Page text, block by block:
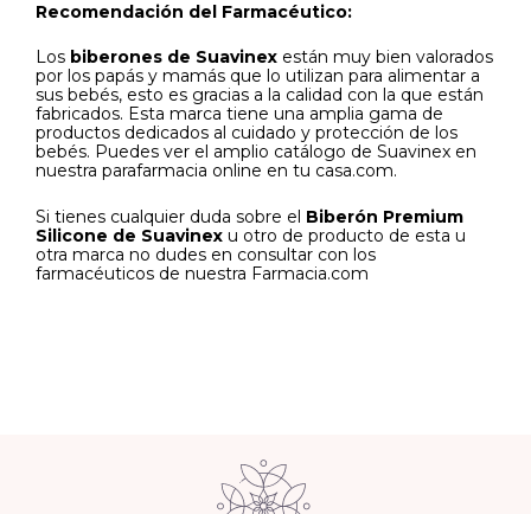
Recomendación del Farmacéutico:
Los biberones de Suavinex están muy bien valorados
por los papás y mamás que lo utilizan para alimentar a
sus bebés, esto es gracias a la calidad con la que están
fabricados. Esta marca tiene una amplia gama de
productos dedicados al cuidado y protección de los
bebés. Puedes ver el amplio catálogo de Suavinex en
nuestra parafarmacia online en tu casa.com.
Si tienes cualquier duda sobre el Biberón Premium
Silicone de Suavinex u otro de producto de esta u
otra marca no dudes en consultar con los
farmacéuticos de nuestra Farmacia.com